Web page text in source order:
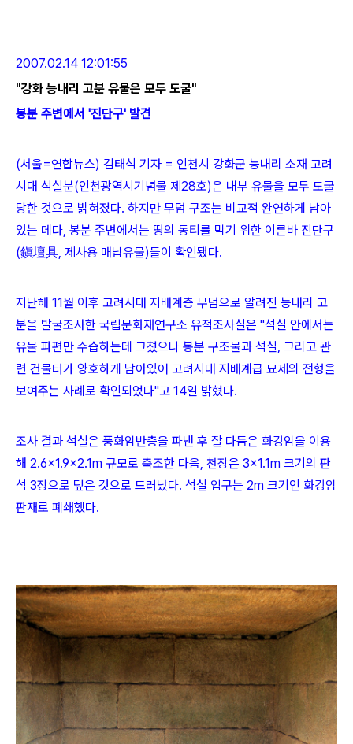
2007.02.14 12:01:55
"강화 능내리 고분 유물은 모두 도굴"
봉분 주변에서 '진단구' 발견
(서울=연합뉴스) 김태식 기자 = 인천시 강화군 능내리 소재 고려
시대 석실분(인천광역시기념물 제28호)은 내부 유물을 모두 도굴
당한 것으로 밝혀졌다. 하지만 무덤 구조는 비교적 완연하게 남아
있는 데다, 봉분 주변에서는 땅의 동티를 막기 위한 이른바 진단구
(鎭壇具, 제사용 매납유물)들이 확인됐다.
지난해 11월 이후 고려시대 지배계층 무덤으로 알려진 능내리 고
분을 발굴조사한 국립문화재연구소 유적조사실은 "석실 안에서는
유물 파편만 수습하는데 그쳤으나 봉분 구조물과 석실, 그리고 관
련 건물터가 양호하게 남아있어 고려시대 지배계급 묘제의 전형을
보여주는 사례로 확인되었다"고 14일 밝혔다.
조사 결과 석실은 풍화암반층을 파낸 후 잘 다듬은 화강암을 이용
해 2.6×1.9×2.1m 규모로 축조한 다음, 천장은 3×1.1m 크기의 판
석 3장으로 덮은 것으로 드러났다. 석실 입구는 2m 크기인 화강암
판재로 폐쇄했다.